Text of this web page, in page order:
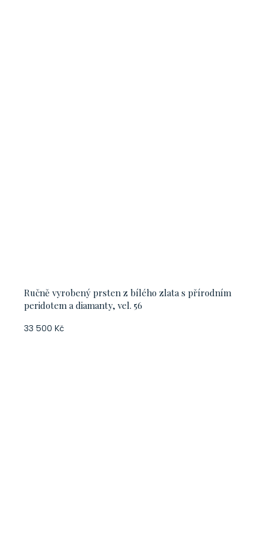
Ručně vyrobený prsten z bílého zlata s přírodním
peridotem a diamanty, vel. 56
33 500 Kč